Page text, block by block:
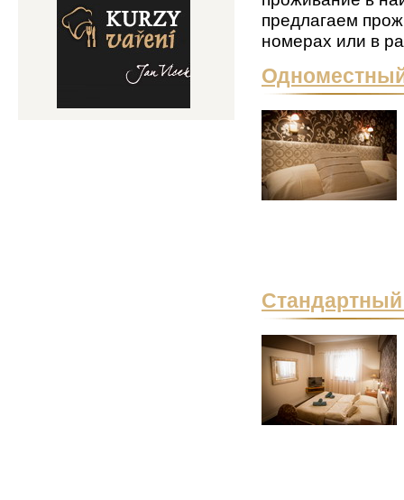
предлагаем
номерах или в